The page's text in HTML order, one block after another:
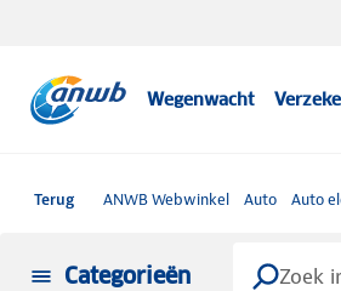
Wegenwacht
Terug ANWB Webwinkel Auto Auto
Categorieën